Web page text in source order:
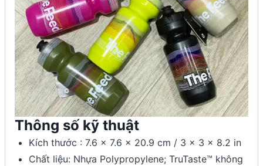
Thông số kỹ thuật
Kích thước : 7.6 x 7.6 x 20.9 cm / 3 x 3 x 8.2 in
Chất liệu: Nhựa Polypropylene; TruTaste™ không